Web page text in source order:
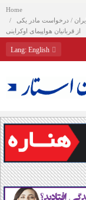
Home
ایران / درخواست مادر یکی
از قربانیان هواپیمای اوکراینی
Lang: English